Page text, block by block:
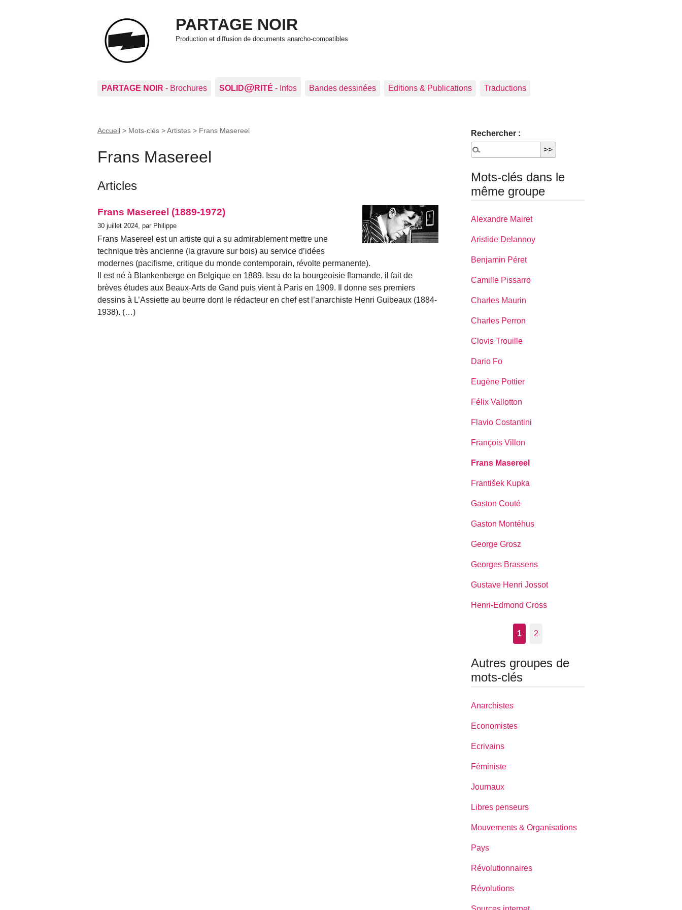
PARTAGE NOIR
Production et diffusion de documents anarcho-compatibles
PARTAGE NOIR - Brochures SOLID@RITÉ - Infos Bandes dessinées Editions & Publications Traductions
Accueil > Mots-clés > Artistes > Frans Masereel
Frans Masereel
Articles
Frans Masereel (1889-1972)
30 juillet 2024, par Philippe
Frans Masereel est un artiste qui a su admira­blement mettre une
technique très ancienne (la gravure sur bois) au servi­ce d’idées
modernes (paci­fisme, critique du monde contemporain, révolte per­manente).
Il est né à Blankenberge en Belgique en 1889. Issu de la bourgeoisie flaman­de, il fait de
brèves études aux Beaux-Arts de Gand puis vient à Paris en 1909. Il donne ses premiers
dessins à L’Assiette au beurre dont le rédacteur en chef est l’anarchiste Henri Guibeaux (1884-
1938). (…)
Rechercher :
Mots-clés dans le
même groupe
Alexandre Mairet
Aristide Delannoy
Benjamin Péret
Camille Pissarro
Charles Maurin
Charles Perron
Clovis Trouille
Dario Fo
Eugène Pottier
Félix Vallotton
Flavio Costantini
François Villon
Frans Masereel
František Kupka
Gaston Couté
Gaston Montéhus
George Grosz
Georges Brassens
Gustave Henri Jossot
Henri-Edmond Cross
1 2
Autres groupes de
mots-clés
Anarchistes
Economistes
Ecrivains
Féministe
Journaux
Libres penseurs
Mouvements & Organisations
Pays
Révolutionnaires
Révolutions